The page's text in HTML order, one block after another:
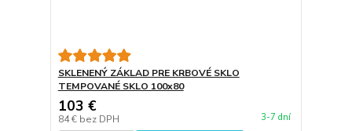
SKLENENÝ ZÁKLAD PRE KRBOVÉ SKLO
TEMPOVANÉ SKLO 100x80
103 €
84 € bez DPH 3-7 dní